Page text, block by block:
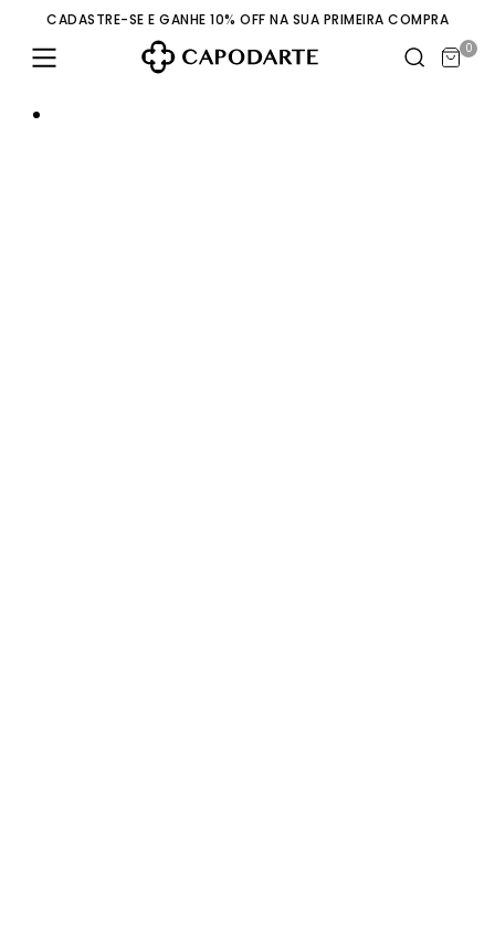
CADASTRE-SE E GANHE 10% OFF NA SUA PRIMEIRA COMPRA
0